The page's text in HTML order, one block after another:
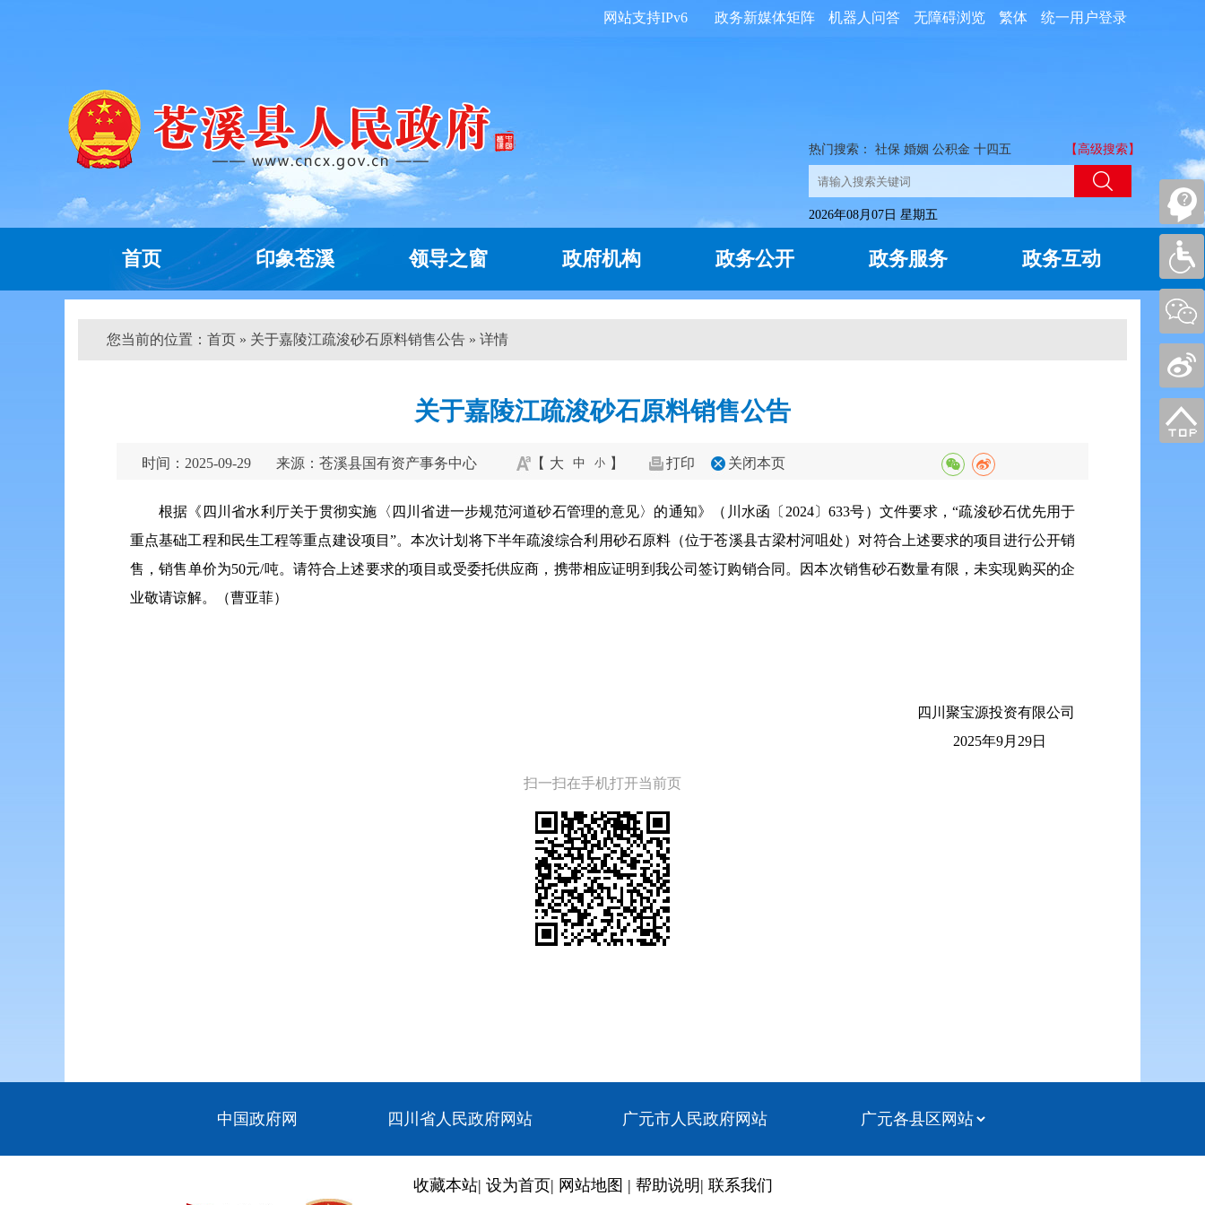
统一用户登录
繁体
无障碍浏览
机器人问答
政务新媒体矩阵
网站支持IPv6
热门搜索： 社保 婚姻 公积金 十四五 【高级搜索】
2026年08月07日 星期五
首页 印象苍溪 领导之窗 政府机构 政务公开 政务服务 政务互动
您当前的位置： 首页 » 关于嘉陵江疏浚砂石原料销售公告 » 详情
关于嘉陵江疏浚砂石原料销售公告
时间：2025-09-29 来源：苍溪县国有资产事务中心 【 大 中 小 】 打印 关闭本页
根据《四川省水利厅关于贯彻实施〈四川省进一步规范河道砂石管理的意见〉的通知》（川水函〔2024〕633号）文件要求，“疏浚砂石优先用于
重点基础工程和民生工程等重点建设项目”。本次计划将下半年疏浚综合利用砂石原料（位于苍溪县古梁村河咀处）对符合上述要求的项目进行公开销
售，销售单价为50元/吨。请符合上述要求的项目或受委托供应商，携带相应证明到我公司签订购销合同。因本次销售砂石数量有限，未实现购买的企
业敬请谅解。（曹亚菲）
四川聚宝源投资有限公司
2025年9月29日
扫一扫在手机打开当前页
中国政府网 四川省人民政府网站 广元市人民政府网站
收藏本站| 设为首页| 网站地图 | 帮助说明 | 联系我们